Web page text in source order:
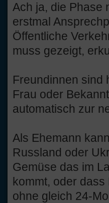
Ach ja, die Phase
erstmal
Öffentliche
muss gezeigt,
Freundinnen sind
Frau oder
automatisch zur
Als Ehemann
Russland oder
Gemüse das im
kommt, oder
ohne gleich 24-